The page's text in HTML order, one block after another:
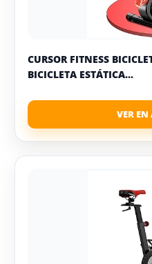
CURSOR FITNESS
BICICLETA ESTÁTICA...